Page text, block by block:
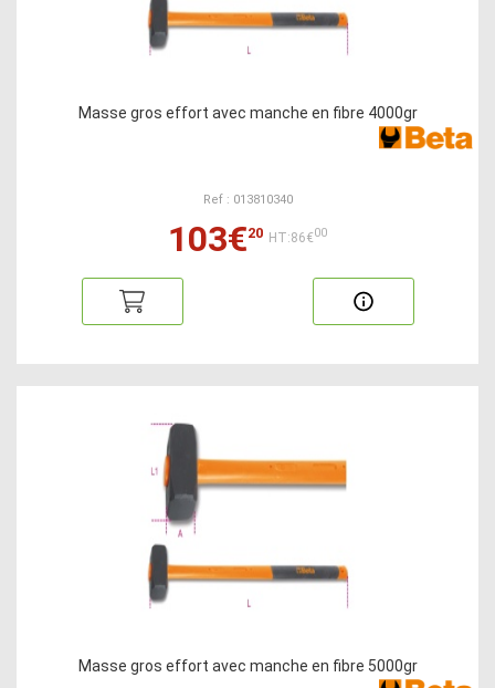
Masse gros effort avec manche en fibre 4000gr
Ref : 013810340
103€20 HT:86€00
Masse gros effort avec manche en fibre 5000gr